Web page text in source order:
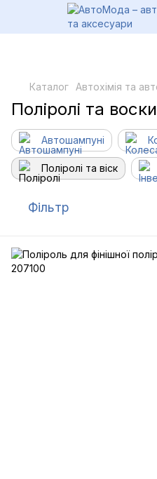
Каталог Автохімія та
Поліролі та
Автошампуні
Поліролі та віск
Фільтр